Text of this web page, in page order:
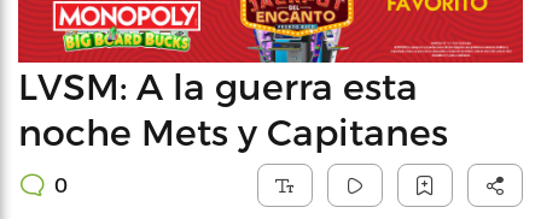
LVSM: A la guerra esta
noche Mets y Capitanes
0